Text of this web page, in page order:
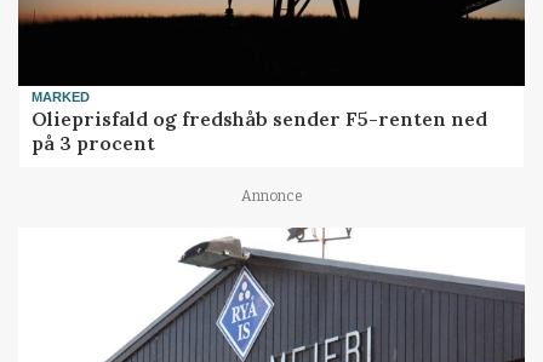
MARKED
Olieprisfald og fredshåb sender F5-renten ned
på 3 procent
Annonce